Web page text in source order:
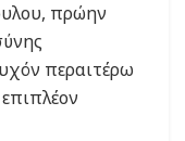
πρώην
περαιτέρω